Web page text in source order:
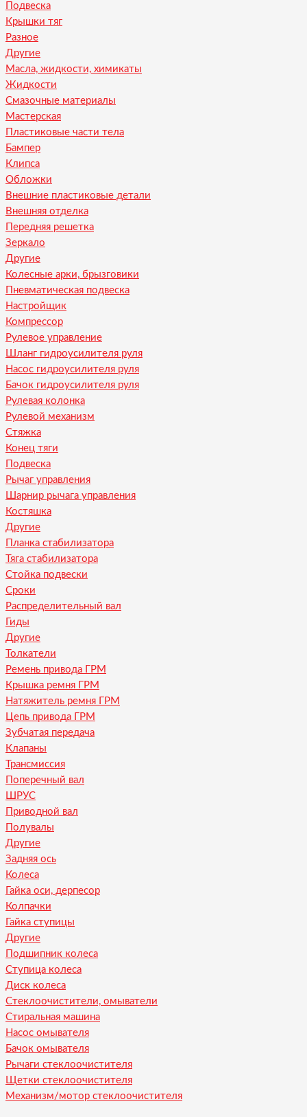
Подвеска
Крышки тяг
Разное
Другие
Масла, жидкости, химикаты
Жидкости
Смазочные материалы
Мастерская
Пластиковые части тела
Бампер
Клипса
Обложки
Внешние пластиковые детали
Внешняя отделка
Передняя решетка
Зеркало
Другие
Колесные арки, брызговики
Пневматическая подвеска
Настройщик
Компрессор
Рулевое управление
Шланг гидроусилителя руля
Насос гидроусилителя руля
Бачок гидроусилителя руля
Рулевая колонка
Рулевой механизм
Стяжка
Конец тяги
Подвеска
Рычаг управления
Шарнир рычага управления
Костяшка
Другие
Планка стабилизатора
Тяга стабилизатора
Стойка подвески
Сроки
Распределительный вал
Гиды
Другие
Толкатели
Ремень привода ГРМ
Крышка ремня ГРМ
Натяжитель ремня ГРМ
Цепь привода ГРМ
Зубчатая передача
Клапаны
Трансмиссия
Поперечный вал
ШРУС
Приводной вал
Полувалы
Другие
Задняя ось
Колеса
Гайка оси, дерпесор
Колпачки
Гайка ступицы
Другие
Подшипник колеса
Ступица колеса
Диск колеса
Стеклоочистители, омыватели
Стиральная машина
Насос омывателя
Бачок омывателя
Рычаги стеклоочистителя
Щетки стеклоочистителя
Механизм/мотор стеклоочистителя